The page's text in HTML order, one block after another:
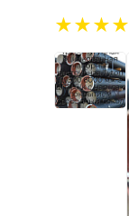
★★★★